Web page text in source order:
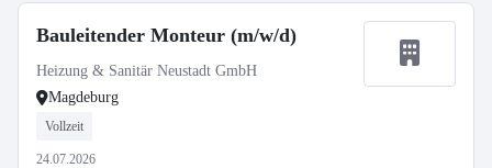
Bauleitender Monteur (m/w/d)
Heizung & Sanitär Neustadt GmbH
Magdeburg
Vollzeit
24.07.2026